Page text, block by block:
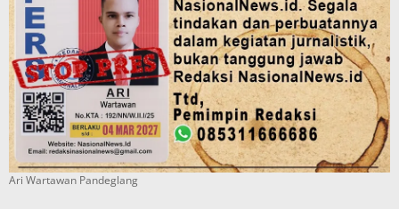
Ari Wartawan Pandeglang